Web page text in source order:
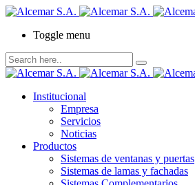
Toggle menu
Institucional
Empresa
Servicios
Noticias
Productos
Sistemas de ventanas y puertas
Sistemas de lamas y fachadas